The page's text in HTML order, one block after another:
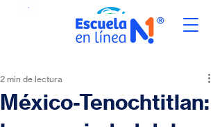
México-Tenochtitlan:
2 min de lectura